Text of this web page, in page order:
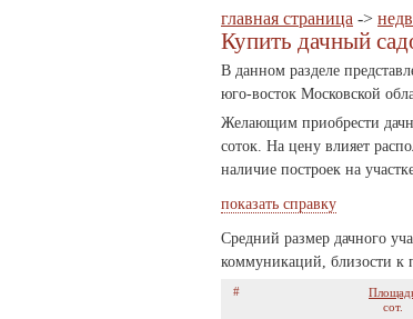
главная страница ->
Купить дачный
В данном разделе
юго-восток Московской
Желающим приобрести
соток. На цену влияет
наличие построек на
показать справку
Средний размер дачного
коммуникаций, близости к
#
сот.